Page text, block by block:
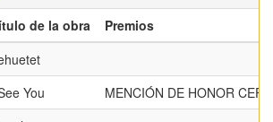
de la obra
Premios
You
MENCIÓN DE HONOR CEF